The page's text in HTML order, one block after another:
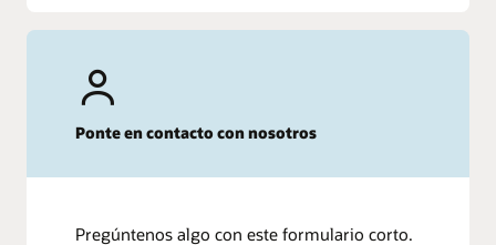
Ponte en contacto con nosotros
Pregúntenos algo con este formulario corto.